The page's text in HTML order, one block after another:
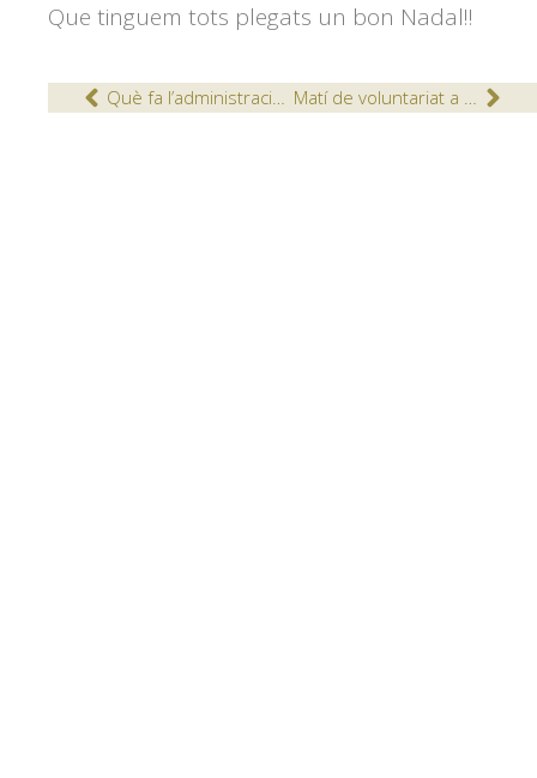
Que tinguem tots plegats un bon Nadal!!
Què fa l’administració per a les persones més desfavorides? Matí de voluntariat a la residència Parc del Segre